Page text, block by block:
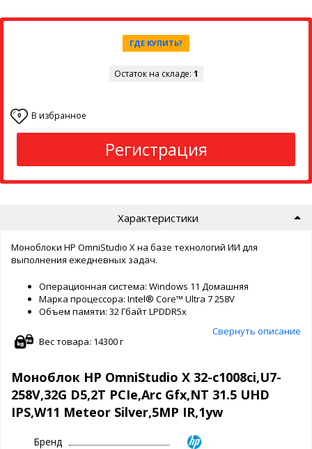
ГДЕ КУПИТЬ?
Остаток на складе: 1
0 В избранное
Регистрация
Характеристики
Моноблоки HP OmniStudio X на базе технологий ИИ для
выполнения ежедневных задач.
Операционная система: Windows 11 Домашняя
Марка процессора: Intel® Core™ Ultra 7 258V
Объем памяти: 32 Гбайт LPDDR5x
Свернуть описание
Вес товара: 14300 г
Моноблок HP OmniStudio X 32-c1008ci,U7-
258V,32G D5,2T PCIe,Arc Gfx,NT 31.5 UHD
IPS,W11 Meteor Silver,5MP IR,1yw
Бренд